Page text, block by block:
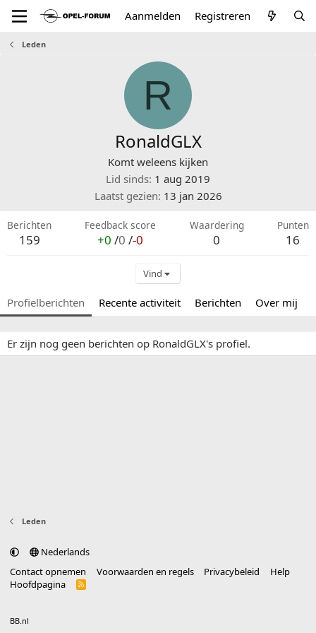
Aanmelden Registreren
Leden
R
RonaldGLX
Komt weleens kijken
Lid sinds 1 aug 2019
Laatst gezien 13 jan 2026
Berichten
159
Feedback score
+0 /0 /-0
Waardering
0
Punten
16
Vind
Profielberichten Recente activiteit Berichten Over mij
Er zijn nog geen berichten op RonaldGLX's profiel.
Leden
Nederlands
Contact opnemen
Voorwaarden en regels Privacybeleid
Help
Hoofdpagina
R
BB.nl